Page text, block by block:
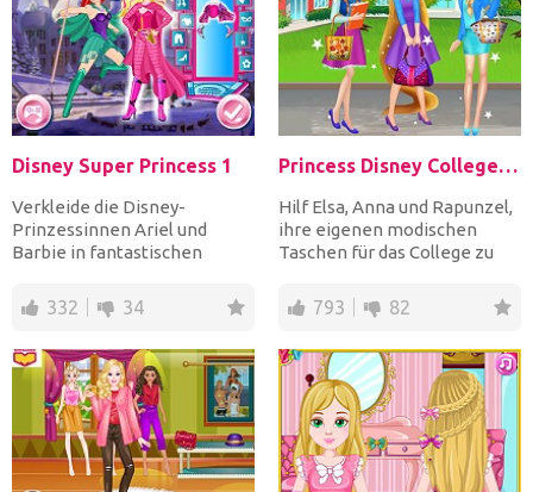
Disney Super Princess 1
Verkleide die Disney-
Prinzessinnen Ariel und
Barbie in fantastischen
statte...
332 34
Princess Disney College Bag
Hilf Elsa, Anna und Rapunzel,
ihre eigenen modischen
Taschen für das College zu
793 82